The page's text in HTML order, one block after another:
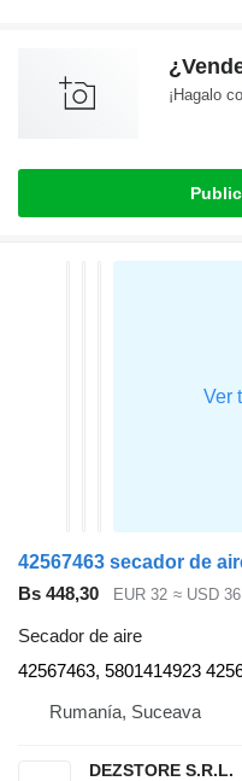
¡Hagalo
Bs 448,30 EUR 32 ≈ USD
Secador de aire
42567463, 5801414923
Rumanía, Suceava
DEZSTORE S.R.L.